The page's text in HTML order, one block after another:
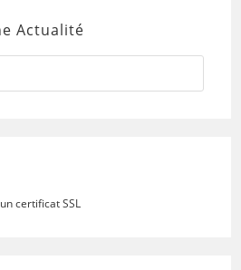
Actualité
Press
to
certificat SSL